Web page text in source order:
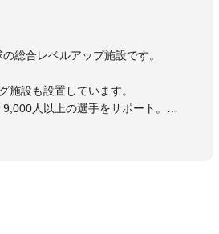
総合レベルアップ施設です。
施設も設置しています。
人以上の選手をサポート。